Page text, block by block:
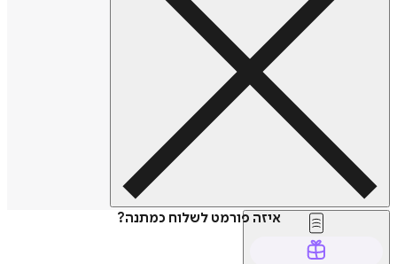
איזה פורמט לשלוח כמתנה?